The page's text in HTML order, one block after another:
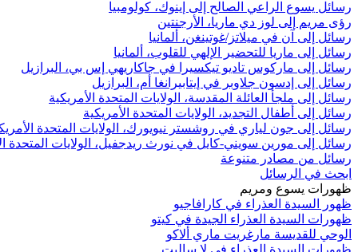
رسائل يسوع الراعي الصالح إلى إينوك، كولومبيا
رؤى مريم إلى لوز دي ماريا، الأرجنتين
رسائل إلى آن في ميلاتز/غوتينغن، ألمانيا
رسائل إلى ماريا للتحضير الإلهي للقلوب، ألمانيا
رسائل إلى ماركوس تاديو تيكسيرا في جاكاريهي إس بي، البرازيل
رسائل إلى إدسون جلاوبر في إيتابيرانغا أم، البرازيل
رسائل إلى ملجأ العائلة المقدسة، الولايات المتحدة الأمريكية
رسائل إلى أطفال التجديد، الولايات المتحدة الأمريكية
رسائل إلى جون لياري في روشستر نيويورك، الولايات المتحدة
رسائل إلى مورين سويني-كايل في نورث ريدجفيل، الولايات المتحدة
رسائل من مصادر متنوعة
ابحث في الرسائل
ظهورات يسوع ومريم
ظهور السيدة العذراء في كارافاجيو
ظهورات السيدة العذراء الجيدة في كيتو
الوحي للقديسة مارغريت ماري ألاكو
ظهورات السيدة العذراء في لا ساليت